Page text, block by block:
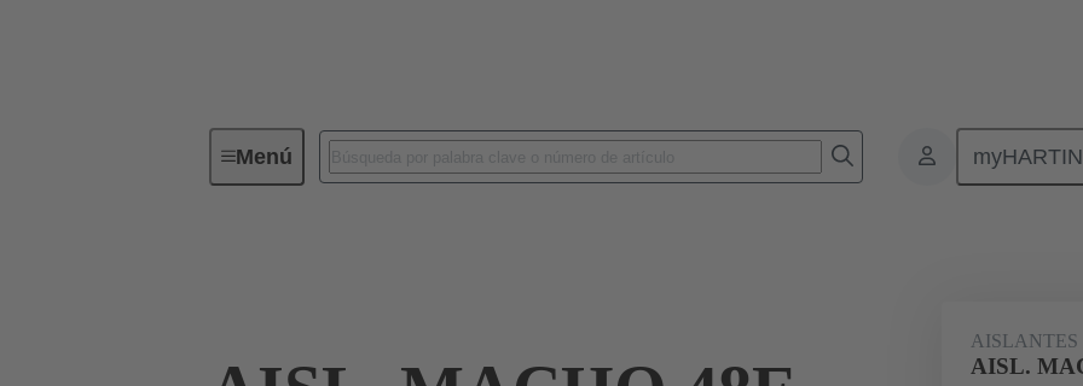
MenúConectores industriales / Han® Aislantes monobloque
AISLANTES
AISL.